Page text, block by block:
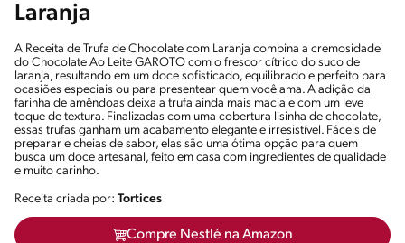
Laranja
A Receita de Trufa de Chocolate com Laranja combina a cremosidade
do Chocolate Ao Leite GAROTO com o frescor cítrico do suco de
laranja, resultando em um doce sofisticado, equilibrado e perfeito para
ocasiões especiais ou para presentear quem você ama. A adição da
farinha de amêndoas deixa a trufa ainda mais macia e com um leve
toque de textura. Finalizadas com uma cobertura lisinha de chocolate,
essas trufas ganham um acabamento elegante e irresistível. Fáceis de
preparar e cheias de sabor, elas são uma ótima opção para quem
busca um doce artesanal, feito em casa com ingredientes de qualidade
e muito carinho.
Receita criada por: Tortices
Compre Nestlé na Amazon